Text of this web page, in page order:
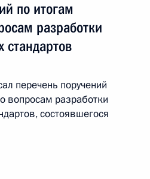
по итогам
разработки
стандартов
перечень поручений
вопросам разработки
состоявшегося